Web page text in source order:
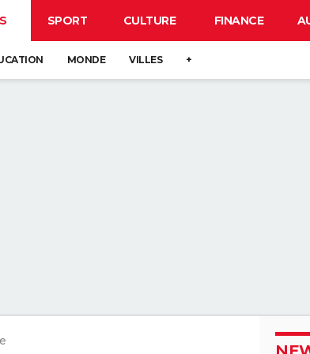
SPORT CULTURE FINANCE
MONDE VILLES +